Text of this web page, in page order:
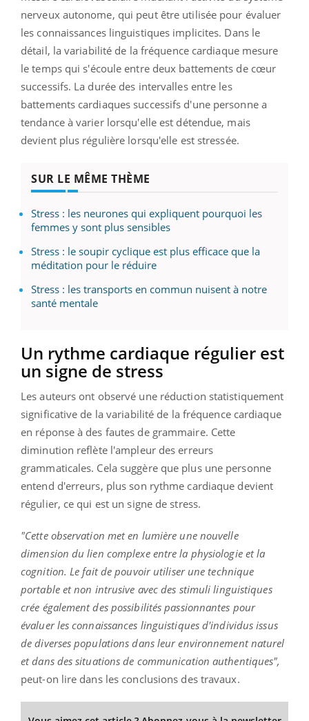
nerveux autonome, qui peut être utilisée pour évaluer
les connaissances linguistiques implicites. Dans le
détail, la variabilité de la fréquence cardiaque mesure
le temps qui s'écoule entre deux battements de cœur
successifs. La durée des intervalles entre les
battements cardiaques successifs d'une personne a
tendance à varier lorsqu'elle est détendue, mais
devient plus régulière lorsqu'elle est stressée.
SUR LE MÊME THÈME
Stress : les neurones qui expliquent pourquoi les
femmes y sont plus sensibles
Stress : le soupir cyclique est plus efficace que la
méditation pour le réduire
Stress : les transports en commun nuisent à notre
santé mentale
Un rythme cardiaque régulier est
un signe de stress
Les auteurs ont observé une réduction statistiquement
significative de la variabilité de la fréquence cardiaque
en réponse à des fautes de grammaire. Cette
diminution reflète l'ampleur des erreurs
grammaticales. Cela suggère que plus une personne
entend d'erreurs, plus son rythme cardiaque devient
régulier, ce qui est un signe de stress.
"Cette observation met en lumière une nouvelle
dimension du lien complexe entre la physiologie et la
cognition. Le fait de pouvoir utiliser une technique
portable et non intrusive avec des stimuli linguistiques
crée également des possibilités passionnantes pour
évaluer les connaissances linguistiques d'individus issus
de diverses populations dans leur environnement naturel
et dans des situations de communication authentiques",
peut-on lire dans les conclusions des travaux.